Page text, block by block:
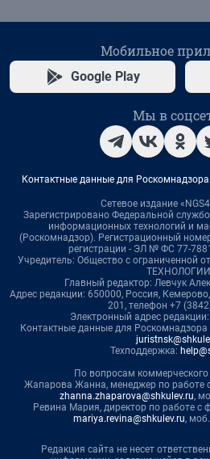
Мобильное
Google Play
Мы в
Контактные данные для
Сетевое издание
Зарегистрировано Федеральной
информационных технологий и
(Роскомнадзор). Регистрационный
регистрации - ЭЛ № ФС 77-
Учредитель: Общество с ограниченной
Главный редактор: Левчук
Адрес редакции: 650000, Россия,
201, телефон +7
Электронный адрес редакции:
Контактные данные для Роскомнадзора
Техподдержка:
По вопросам коммерческого
Жапарова Жанна, менеджер по работе
zhanna.zhaparova@shkulev.ru,
Ревина Мария, директор по работе с
mariya.revina@shkulev.ru,
Редакция сайта не несет